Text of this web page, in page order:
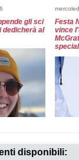
gli sci
dedicherà al
Festa
vince
per la
disponibili: